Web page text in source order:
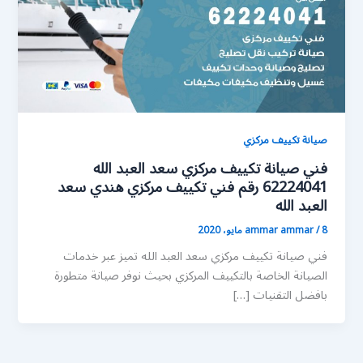
صيانة تكييف مركزي
فني صيانة تكييف مركزي سعد العبد الله
62224041 رقم فني تكييف مركزي هندي سعد
العبد الله
ammar ammar/8 مايو، 2020
فني صيانة تكييف مركزي سعد العبد الله تميز عبر خدمات
الصيانة الخاصة بالتكييف المركزي بحيث نوفر صيانة متطورة
بافضل التقنيات […]